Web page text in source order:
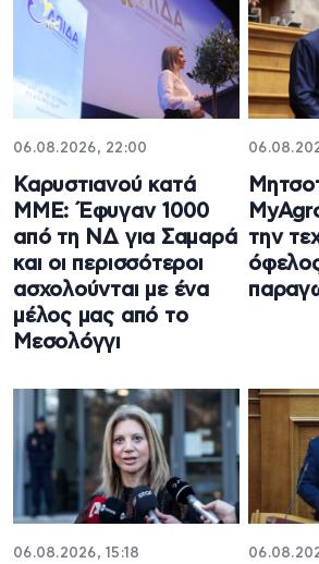
06.08.2026, 22:00
Καρυστιανού κατά
ΜΜΕ: Έφυγαν 1000
από τη ΝΔ για Σαμαρά
και οι περισσότεροι
ασχολούνται με ένα
μέλος μας από το
Μεσολόγγι
την
06.08.2026, 15:18